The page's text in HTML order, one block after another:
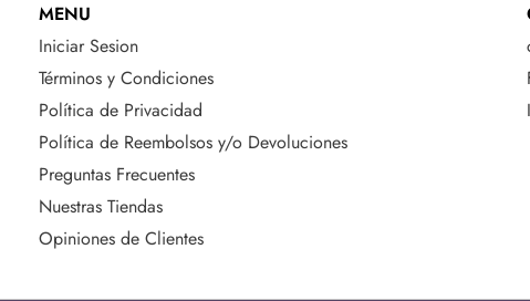
MENU
Iniciar Sesion
Términos y Condiciones
Política de Privacidad
Política de Reembolsos y/o Devoluciones
Preguntas Frecuentes
Nuestras Tiendas
Opiniones de Clientes